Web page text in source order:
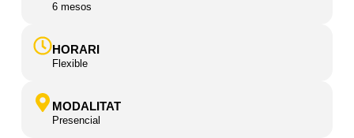
6 mesos
HORARI
Flexible
MODALITAT
Presencial